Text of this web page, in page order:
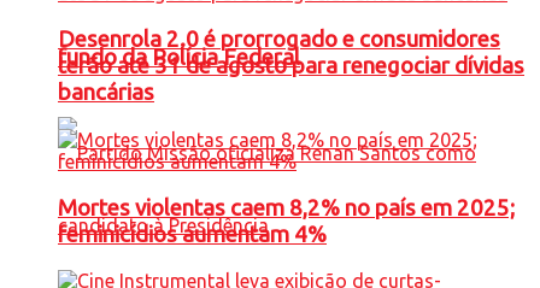
fundo da Polícia Federal
Desenrola 2.0 é prorrogado e consumidores
terão até 31 de agosto para renegociar dívidas
bancárias
Mortes violentas caem 8,2% no país em 2025;
feminicídios aumentam 4%